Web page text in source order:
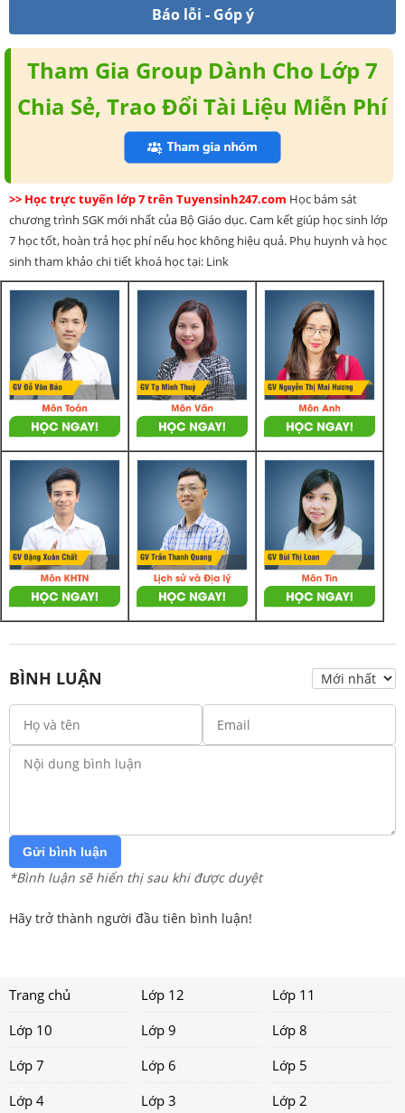
Báo lỗi - Góp ý
Tham Gia Group Dành Cho Lớp 7
Chia Sẻ, Trao Đổi Tài Liệu Miễn Phí
>> Học trực tuyến lớp 7 trên Tuyensinh247.com Học bám sát
chương trình SGK mới nhất của Bộ Giáo dục. Cam kết giúp học sinh lớp
7 học tốt, hoàn trả học phí nếu học không hiệu quả. Phụ huynh và học
sinh tham khảo chi tiết khoá học tại: Link
BÌNH LUẬN
Gửi bình luận
*Bình luận sẽ hiển thị sau khi được duyệt
Hãy trở thành người đầu tiên bình luận!
Trang chủ Lớp 12
Lớp 11
Lớp 10
Lớp 9
Lớp 8
Lớp 7
Lớp 6
Lớp 5
Lớp 4
Lớp 3 Lớp 2